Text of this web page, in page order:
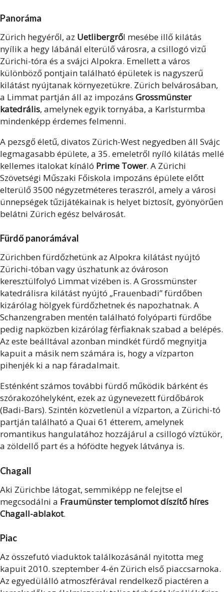
Panoráma
Zürich hegyéről, az Uetlibergről mesébe illő kilátás
nyílik a hegy lábánál elterülő városra, a csillogó vizű
Zürichi-tóra és a svájci Alpokra. Emellett a város
különböző pontjain található épületek is nagyszerű
kilátást nyújtanak környezetükre. Zürich belvárosában,
a Limmat partján áll az impozáns Grossmünster
katedrális, amelynek egyik tornyába, a Karlsturmba
mindenképp érdemes felmenni.
A pezsgő életű, divatos Zürich-West negyedben áll Svájc
legmagasabb épülete, a 35. emeletről nyíló kilátás mellé
kellemes italokat kínáló Prime Tower. A Zürichi
Szövetségi Műszaki Főiskola impozáns épülete előtt
elterülő 3500 négyzetméteres teraszról, amely a városi
ünnepségek tűzijátékainak is helyet biztosít, gyönyörűen
belátni Zürich egész belvárosát.
Fürdő panorámával
Zürichben fürdőzhetünk az Alpokra kilátást nyújtó
Zürichi-tóban vagy úszhatunk az óvároson
keresztülfolyó Limmat vizében is. A Grossmünster
katedrálisra kilátást nyújtó „Frauenbadi” fürdőben
kizárólag hölgyek fürdőzhetnek és napozhatnak. A
Schanzengraben mentén található folyóparti fürdőbe
pedig napközben kizárólag férfiaknak szabad a belépés.
Az este beálltával azonban mindkét fürdő megnyitja
kapuit a másik nem számára is, hogy a vízparton
pihenjék ki a nap fáradalmait.
Esténként számos további fürdő működik bárként és
szórakozóhelyként, ezek az úgynevezett fürdőbárok
(Badi-Bars). Szintén közvetlenül a vízparton, a Zürichi-tó
partján található a Quai 61 étterem, amelynek
romantikus hangulatához hozzájárul a csillogó víztükör,
a zöldellő part és a hófödte hegyek látványa is.
Chagall
Aki Zürichbe látogat, semmiképp ne felejtse el
megcsodálni a Fraumünster templomot díszítő híres
Chagall-ablakot.
Piac
Az összefutó viaduktok találkozásánál nyitotta meg
kapuit 2010. szeptember 4-én Zürich első piaccsarnoka.
Az egyedülálló atmoszférával rendelkező piactéren a